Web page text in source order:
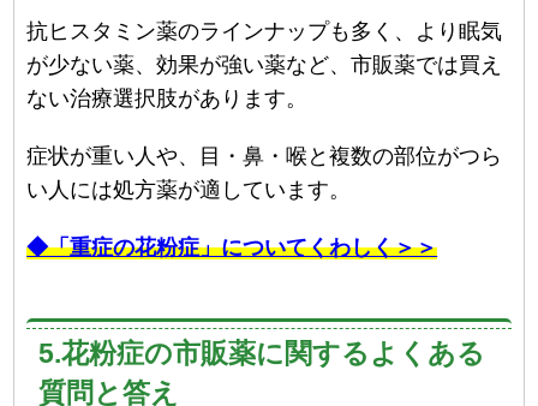
抗ヒスタミン薬のラインナップも多く、より眠気
が少ない薬、効果が強い薬など、市販薬では買え
ない治療選択肢があります。
症状が重い人や、目・鼻・喉と複数の部位がつら
い人には処方薬が適しています。
◆「重症の花粉症」についてくわしく＞＞
5.花粉症の市販薬に関するよくある
質問と答え